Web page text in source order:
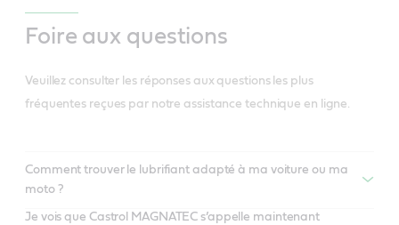
Foire aux questions
Veuillez consulter les réponses aux questions les plus
fréquentes reçues par notre assistance technique en ligne.
Comment trouver le lubrifiant adapté à ma voiture ou ma
moto ?
Je vois que Castrol MAGNATEC s’appelle maintenant